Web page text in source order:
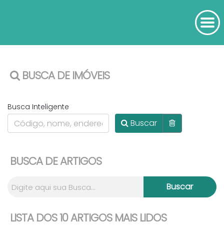
BUSCA DE IMÓVEIS
Busca Inteligente
Buscar
BUSCA DE ARTIGOS
LISTA DOS 10 ARTIGOS MAIS LIDOS